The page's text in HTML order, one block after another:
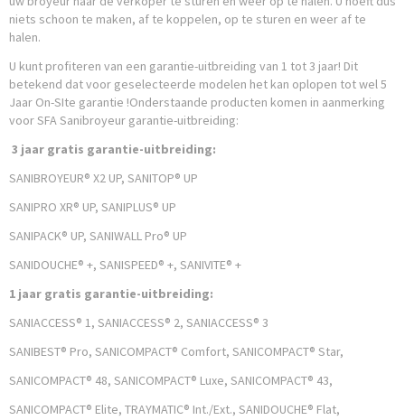
niets schoon te maken, af te koppelen, op te sturen en weer af te
halen.
U kunt profiteren van een garantie-uitbreiding van 1 tot 3 jaar! Dit
betekend dat voor geselecteerde modelen het kan oplopen tot wel 5
Jaar On-SIte garantie !Onderstaande producten komen in aanmerking
voor SFA Sanibroyeur garantie-uitbreiding:
3 jaar gratis garantie-uitbreiding:
SANIBROYEUR® X2 UP, SANITOP® UP
SANIPRO XR® UP, SANIPLUS® UP
SANIPACK® UP, SANIWALL Pro® UP
SANIDOUCHE® +, SANISPEED® +, SANIVITE® +
1 jaar gratis garantie-uitbreiding:
SANIACCESS® 1, SANIACCESS® 2, SANIACCESS® 3
SANIBEST® Pro, SANICOMPACT® Comfort, SANICOMPACT® Star,
SANICOMPACT® 48, SANICOMPACT® Luxe, SANICOMPACT® 43,
SANICOMPACT® Elite, TRAYMATIC® Int./Ext., SANIDOUCHE® Flat,